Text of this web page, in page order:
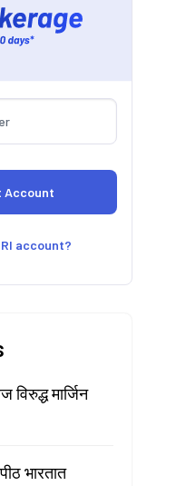
account?
मार्जिन
भारतात